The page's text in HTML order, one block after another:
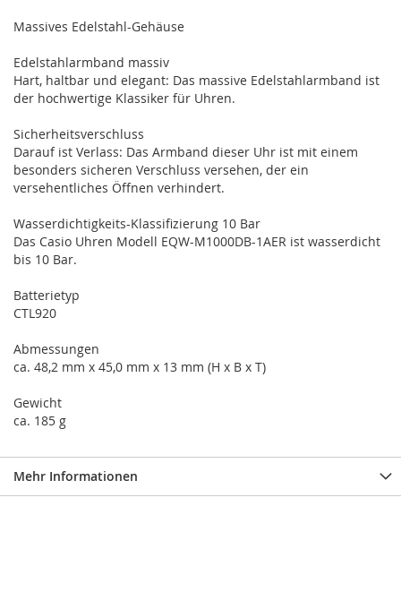
Massives Edelstahl-Gehäuse
Edelstahlarmband massiv
Hart, haltbar und elegant: Das massive Edelstahlarmband ist
der hochwertige Klassiker für Uhren.
Sicherheitsverschluss
Darauf ist Verlass: Das Armband dieser Uhr ist mit einem
besonders sicheren Verschluss versehen, der ein
versehentliches Öffnen verhindert.
Wasserdichtigkeits-Klassifizierung 10 Bar
Das Casio Uhren Modell EQW-M1000DB-1AER ist wasserdicht
bis 10 Bar.
Batterietyp
CTL920
Abmessungen
ca. 48,2 mm x 45,0 mm x 13 mm (H x B x T)
Gewicht
ca. 185 g
Mehr Informationen